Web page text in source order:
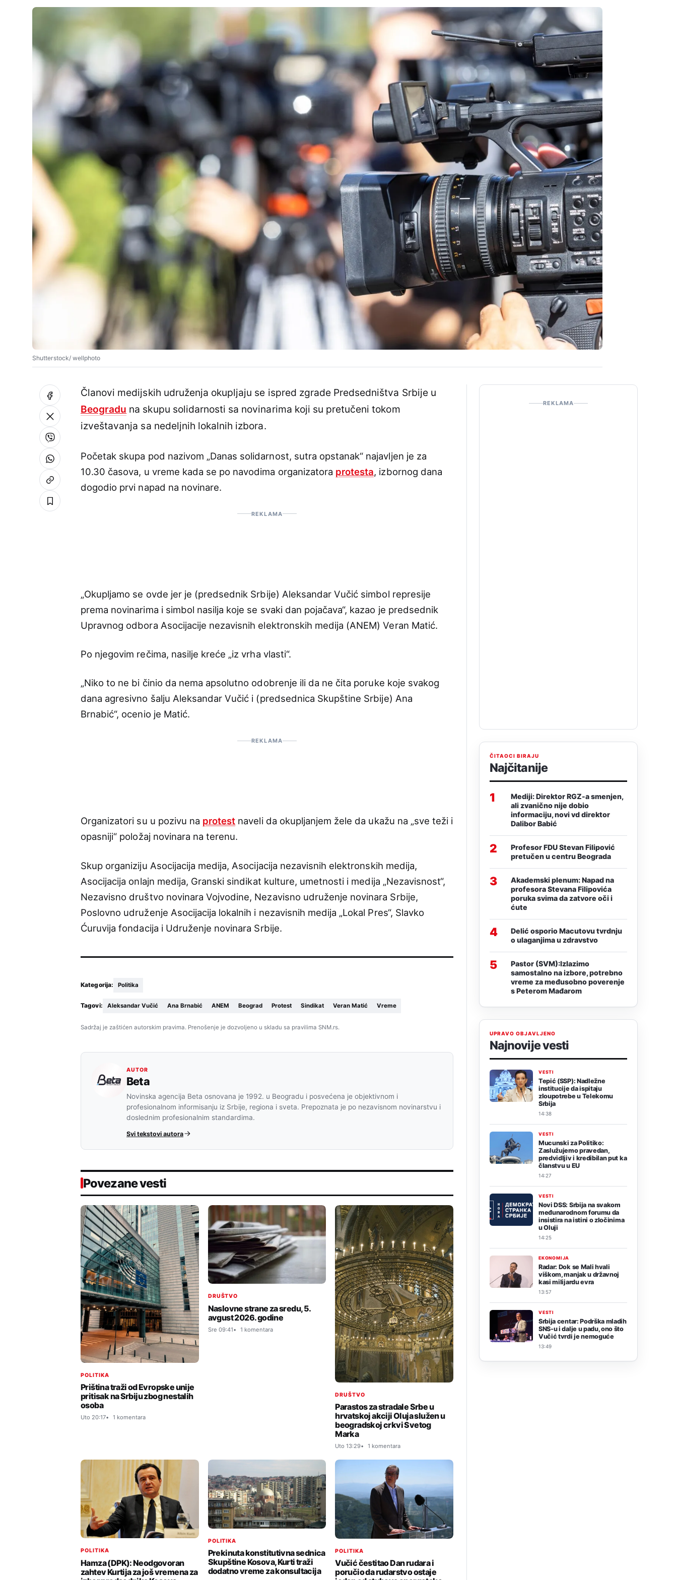
Shutterstock/ wellphoto
Članovi medijskih udruženja okupljaju se ispred zgrade Predsedništva Srbije u
Beogradu na skupu solidarnosti sa novinarima koji su pretučeni tokom
izveštavanja sa nedeljnih lokalnih izbora.
Početak skupa pod nazivom „Danas solidarnost, sutra opstanak“ najavljen je za
10.30 časova, u vreme kada se po navodima organizatora protesta, izbornog dana
dogodio prvi napad na novinare.
REKLAMA
„Okupljamo se ovde jer je (predsednik Srbije) Aleksandar Vučić simbol represije
prema novinarima i simbol nasilja koje se svaki dan pojačava“, kazao je predsednik
Upravnog odbora Asocijacije nezavisnih elektronskih medija (ANEM) Veran Matić.
Po njegovim rečima, nasilje kreće „iz vrha vlasti“.
„Niko to ne bi činio da nema apsolutno odobrenje ili da ne čita poruke koje svakog
dana agresivno šalju Aleksandar Vučić i (predsednica Skupštine Srbije) Ana
Brnabić“, ocenio je Matić.
REKLAMA
Organizatori su u pozivu na protest naveli da okupljanjem žele da ukažu na „sve teži i
opasniji“ položaj novinara na terenu.
Skup organiziju Asocijacija medija, Asocijacija nezavisnih elektronskih medija,
Asocijacija onlajn medija, Granski sindikat kulture, umetnosti i medija „Nezavisnost“,
Nezavisno društvo novinara Vojvodine, Nezavisno udruženje novinara Srbije,
Poslovno udruženje Asocijacija lokalnih i nezavisnih medija „Lokal Pres“, Slavko
Ćuruvija fondacija i Udruženje novinara Srbije.
Kategorija: Politika
Tagovi: Aleksandar Vučić Ana Brnabić ANEM Beograd Protest Sindikat Veran Matić Vreme
Sadržaj je zaštićen autorskim pravima. Prenošenje je dozvoljeno u skladu sa pravilima SNM.rs.
AUTOR
Beta
Novinska agencija Beta osnovana je 1992. u Beogradu i posvećena je objektivnom i
profesionalnom informisanju iz Srbije, regiona i sveta. Prepoznata je po nezavisnom novinarstvu i
doslednim profesionalnim standardima.
Svi tekstovi autora
Povezane vesti
POLITIKA
Priština traži od Evropske unije
pritisak na Srbiju zbog nestalih
osoba
Uto 20:17 1 komentara
DRUŠTVO
Naslovne strane za sredu, 5.
avgust 2026. godine
Sre 09:41 1 komentara
DRUŠTVO
Parastos za stradale Srbe u
hrvatskoj akciji Oluja služen u
beogradskoj crkvi Svetog
Marka
Uto 13:29 1 komentara
POLITIKA
Hamza (DPK): Neodgovoran
zahtev Kurtija za još vremena za
POLITIKA
Prekinuta konstitutivna sednica
Skupštine Kosova, Kurti traži
dodatno vreme za konsultacija
POLITIKA
Vučić čestitao Dan rudara i
poručio da rudarstvo ostaje
REKLAMA
ČITAOCI BIRAJU
Najčitanije
1
Mediji: Direktor RGZ-a smenjen,
ali zvanično nije dobio
informaciju, novi vd direktor
Dalibor Babić
2
Profesor FDU Stevan Filipović
pretučen u centru Beograda
3
Akademski plenum: Napad na
profesora Stevana Filipovića
poruka svima da zatvore oči i
ćute
4
Delić osporio Macutovu tvrdnju
o ulaganjima u zdravstvo
5
Pastor (SVM):Izlazimo
samostalno na izbore, potrebno
vreme za međusobno poverenje
s Peterom Mađarom
UPRAVO OBJAVLJENO
Najnovije vesti
VESTI
Tepić (SSP): Nadležne
institucije da ispitaju
zloupotrebe u Telekomu
Srbija
14:38
VESTI
Mucunski za Politiko:
Zaslužujemo pravedan,
predvidljiv i kredibilan put ka
članstvu u EU
14:27
VESTI
Novi DSS: Srbija na svakom
međunarodnom forumu da
insistira na istini o zločinima
u Oluji
14:25
EKONOMIJA
Radar: Dok se Mali hvali
viškom, manjak u državnoj
kasi milijardu evra
13:57
VESTI
Srbija centar: Podrška mladih
SNS-u i dalje u padu, ono što
Vučić tvrdi je nemoguće
13:49